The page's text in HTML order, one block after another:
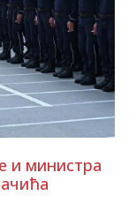
и министра